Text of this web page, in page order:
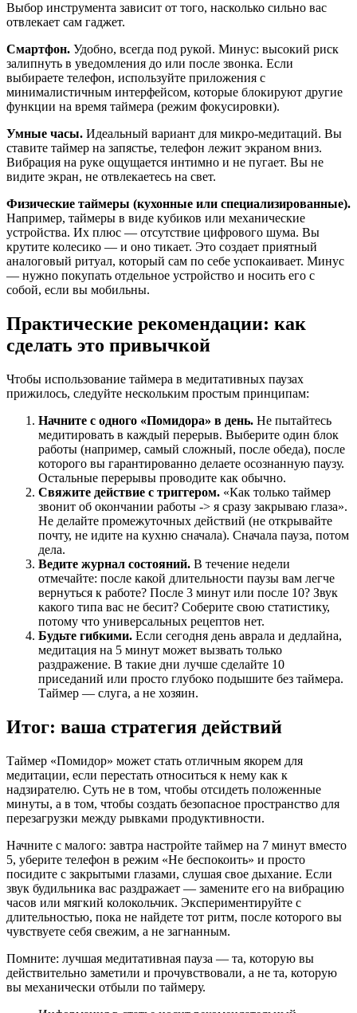
Выбор инструмента зависит от того, насколько сильно вас
отвлекает сам гаджет.
Смартфон. Удобно, всегда под рукой. Минус: высокий риск
залипнуть в уведомления до или после звонка. Если
выбираете телефон, используйте приложения с
минималистичным интерфейсом, которые блокируют другие
функции на время таймера (режим фокусировки).
Умные часы. Идеальный вариант для микро-медитаций. Вы
ставите таймер на запястье, телефон лежит экраном вниз.
Вибрация на руке ощущается интимно и не пугает. Вы не
видите экран, не отвлекаетесь на свет.
Физические таймеры (кухонные или специализированные).
Например, таймеры в виде кубиков или механические
устройства. Их плюс — отсутствие цифрового шума. Вы
крутите колесико — и оно тикает. Это создает приятный
аналоговый ритуал, который сам по себе успокаивает. Минус
— нужно покупать отдельное устройство и носить его с
собой, если вы мобильны.
Практические рекомендации: как
сделать это привычкой
Чтобы использование таймера в медитативных паузах
прижилось, следуйте нескольким простым принципам:
Начните с одного «Помидора» в день. Не пытайтесь
медитировать в каждый перерыв. Выберите один блок
работы (например, самый сложный, после обеда), после
которого вы гарантированно делаете осознанную паузу.
Остальные перерывы проводите как обычно.
Свяжите действие с триггером. «Как только таймер
звонит об окончании работы -> я сразу закрываю глаза».
Не делайте промежуточных действий (не открывайте
почту, не идите на кухню сначала). Сначала пауза, потом
дела.
Ведите журнал состояний. В течение недели
отмечайте: после какой длительности паузы вам легче
вернуться к работе? После 3 минут или после 10? Звук
какого типа вас не бесит? Соберите свою статистику,
потому что универсальных рецептов нет.
Будьте гибкими. Если сегодня день аврала и дедлайна,
медитация на 5 минут может вызвать только
раздражение. В такие дни лучше сделайте 10
приседаний или просто глубоко подышите без таймера.
Таймер — слуга, а не хозяин.
Итог: ваша стратегия действий
Таймер «Помидор» может стать отличным якорем для
медитации, если перестать относиться к нему как к
надзирателю. Суть не в том, чтобы отсидеть положенные
минуты, а в том, чтобы создать безопасное пространство для
перезагрузки между рывками продуктивности.
Начните с малого: завтра настройте таймер на 7 минут вместо
5, уберите телефон в режим «Не беспокоить» и просто
посидите с закрытыми глазами, слушая свое дыхание. Если
звук будильника вас раздражает — замените его на вибрацию
часов или мягкий колокольчик. Экспериментируйте с
длительностью, пока не найдете тот ритм, после которого вы
чувствуете себя свежим, а не загнанным.
Помните: лучшая медитативная пауза — та, которую вы
действительно заметили и прочувствовали, а не та, которую
вы механически отбыли по таймеру.